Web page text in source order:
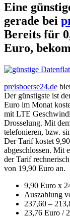
Eine
gerade bei
Bereits für
Euro,
preisboerse24.de
Der günstigste ist
Euro im Monat
mit LTE
Drosselung. Mit
telefonieren, bzw.
Der Tarif kostet
abgeschlossen. Mit
der Tarif
von 19,90 Euro an.
9,90 Euro x
Auszahlung
237,60 –
23,76 Euro /